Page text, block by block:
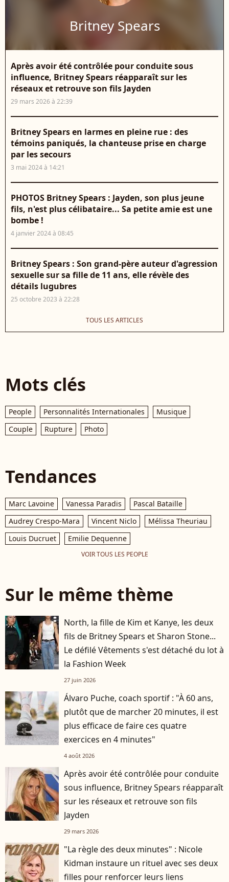
Britney Spears
Après avoir été contrôlée pour conduite sous
influence, Britney Spears réapparaît sur les
réseaux et retrouve son fils Jayden
29 mars 2026 à 22:39
Britney Spears en larmes en pleine rue : des
témoins paniqués, la chanteuse prise en charge
par les secours
3 mai 2024 à 14:21
PHOTOS Britney Spears : Jayden, son plus jeune
fils, n'est plus célibataire... Sa petite amie est une
bombe !
4 janvier 2024 à 08:45
Britney Spears : Son grand-père auteur d'agression
sexuelle sur sa fille de 11 ans, elle révèle des
détails lugubres
25 octobre 2023 à 22:28
TOUS LES ARTICLES
Mots clés
People Personnalités Internationales
Musique
Couple
Rupture Photo
Tendances
Marc Lavoine Vanessa Paradis
Pascal Bataille
Audrey Crespo-Mara
Vincent Niclo
Mélissa Theuriau
Louis Ducruet
Emilie Dequenne
VOIR TOUS LES PEOPLE
Sur le même thème
North, la fille de Kim et Kanye, les deux
fils de Britney Spears et Sharon Stone...
Le défilé Vêtements s'est détaché du lot à
la Fashion Week
27 juin 2026
Álvaro Puche, coach sportif : "À 60 ans,
plutôt que de marcher 20 minutes, il est
plus efficace de faire ces quatre
exercices en 4 minutes"
4 août 2026
Après avoir été contrôlée pour conduite
sous influence, Britney Spears réapparaît
sur les réseaux et retrouve son fils
Jayden
29 mars 2026
"La règle des deux minutes" : Nicole
Kidman instaure un rituel avec ses deux
filles pour renforcer leurs liens